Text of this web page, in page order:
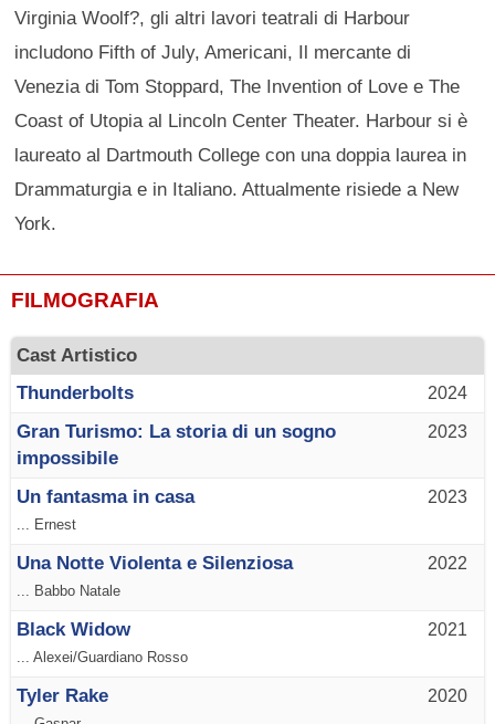
Virginia Woolf?, gli altri lavori teatrali di Harbour
includono Fifth of July, Americani, Il mercante di
Venezia di Tom Stoppard, The Invention of Love e The
Coast of Utopia al Lincoln Center Theater. Harbour si è
laureato al Dartmouth College con una doppia laurea in
Drammaturgia e in Italiano. Attualmente risiede a New
York.
FILMOGRAFIA
Cast Artistico
2024
Thunderbolts
2023
Gran Turismo: La storia di un sogno
impossibile
2023
Un fantasma in casa
... Ernest
2022
Una Notte Violenta e Silenziosa
... Babbo Natale
2021
Black Widow
... Alexei/Guardiano Rosso
2020
Tyler Rake